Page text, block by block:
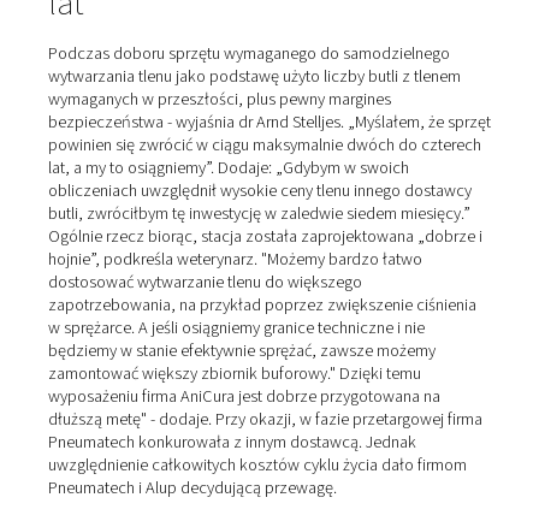
Dwuczęściowa instalacja składa się teraz z
elementów typowych dla takiej konfiguracji:
Komora 1 (w kolejności, w jakiej urządzenia są
podłączone): sprężarka śrubowa Alup,
zbiorniku sprężonego powietrza; filtr oddzielający
(wyposażony w elektryczny odpływ kondensatu,
jak zbiornik sprężonego powietrza); osuszacz
różne filtry pyłowe.
Pomieszczenie 2: generator tlenu PPOG firmy
Pneumatech; wąż do pobierania próbek gazu do
czystości; zbiornik tlenu i wreszcie filtr tlenu, zanim
dotrze do kranów na sali operacyjnej i
świeżego powietrza przez rury.
Do uzdatniania sprężonego powietrza zasadniczo